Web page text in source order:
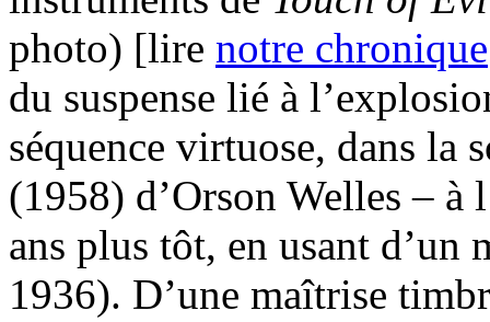
photo) [lire notre chronique
du suspense lié à
séquence virtuose, dans la
(1958) d’Orson Welles –
ans plus tôt, en usant d’un
1936). D’une maîtrise